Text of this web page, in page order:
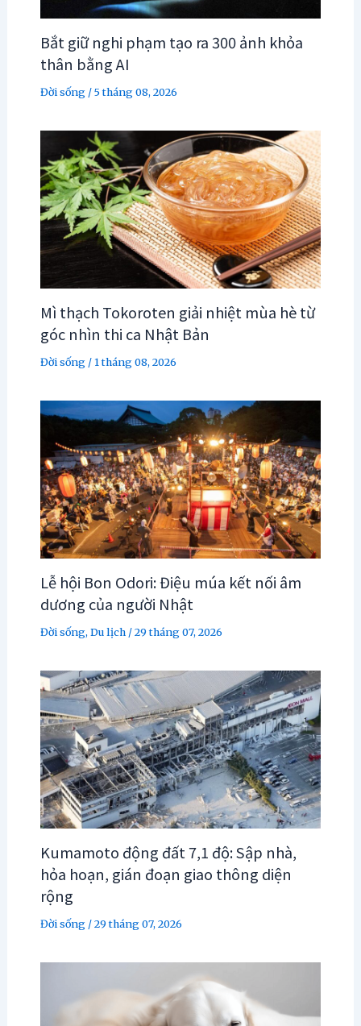
Bắt giữ nghi phạm tạo ra 300 ảnh khỏa
thân bằng AI
Đời sống/5 tháng 08, 2026
Mì thạch Tokoroten giải nhiệt mùa hè từ
góc nhìn thi ca Nhật Bản
Đời sống/1 tháng 08, 2026
Lễ hội Bon Odori: Điệu múa kết nối âm
dương của người Nhật
Đời sống, Du lịch/29 tháng 07, 2026
Kumamoto động đất 7,1 độ: Sập nhà,
hỏa hoạn, gián đoạn giao thông diện
rộng
Đời sống/29 tháng 07, 2026